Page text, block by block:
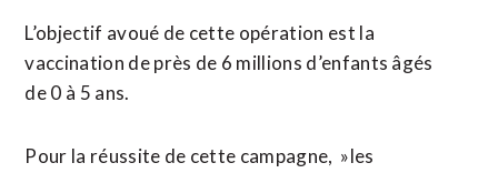
L’objectif avoué de cette opération est la
vaccination de près de 6 millions d’enfants âgés
de 0 à 5 ans.
Pour la réussite de cette campagne, »les